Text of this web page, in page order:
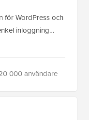
för WordPress och
inloggning…
000 användare